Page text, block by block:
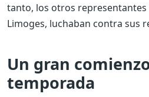
tanto, los otros representantes
Limoges, luchaban contra sus
Un gran
temporada